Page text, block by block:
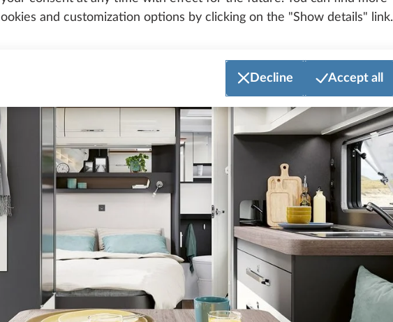
and customization options by clicking on the "Show details" link.
Decline Accept all